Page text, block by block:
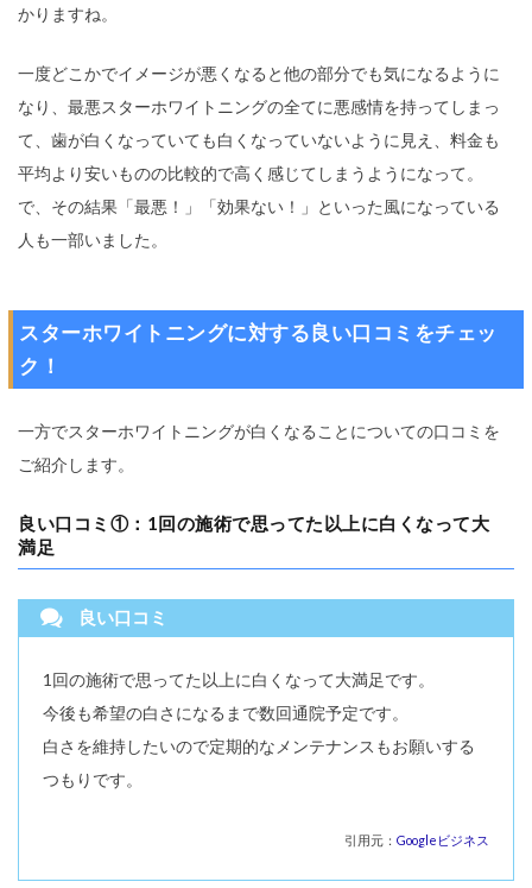
かりますね。
一度どこかでイメージが悪くなると他の部分でも気になるように
なり、最悪スターホワイトニングの全てに悪感情を持ってしまっ
て、歯が白くなっていても白くなっていないように見え、料金も
平均より安いものの比較的で高く感じてしまうようになって。
で、その結果「最悪！」「効果ない！」といった風になっている
人も一部いました。
スターホワイトニングに対する良い口コミをチェッ
ク！
一方でスターホワイトニングが白くなることについての口コミを
ご紹介します。
良い口コミ①：1回の施術で思ってた以上に白くなって大
満足
良い口コミ
1回の施術で思ってた以上に白くなって大満足です。
今後も希望の白さになるまで数回通院予定です。
白さを維持したいので定期的なメンテナンスもお願いする
つもりです。
引用元： Googleビジネス